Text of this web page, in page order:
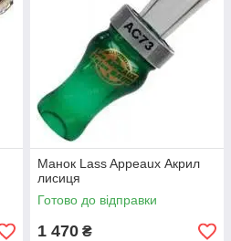
Манок Lass Appeaux Акрил
лисиця
Готово до відправки
1 470 ₴